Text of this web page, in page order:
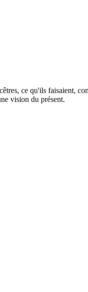
ce qu'ils faisaient,
vision du présent.